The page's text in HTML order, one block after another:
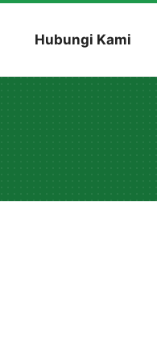
Hubungi Kami